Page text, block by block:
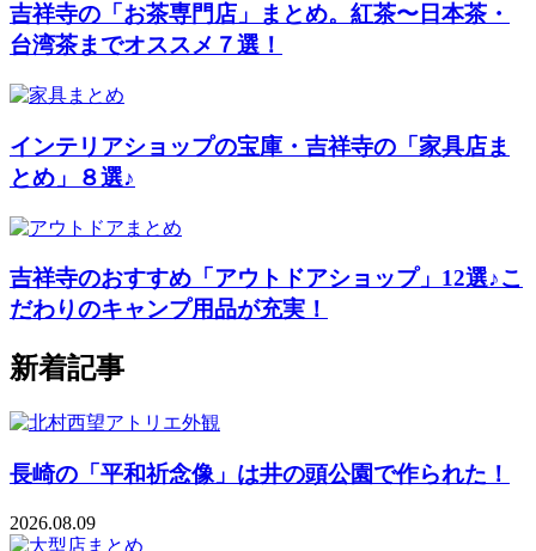
吉祥寺の「お茶専門店」まとめ。紅茶〜日本茶・
台湾茶までオススメ７選！
インテリアショップの宝庫・吉祥寺の「家具店ま
とめ」８選♪
吉祥寺のおすすめ「アウトドアショップ」12選♪こ
だわりのキャンプ用品が充実！
新着記事
長崎の「平和祈念像」は井の頭公園で作られた！
2026.08.09